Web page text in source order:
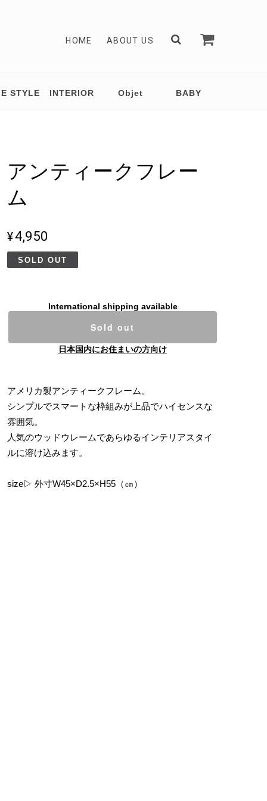
HOME ABOUT US
STYLE INTERIOR Objet BABY
アンティークフレー
ム
¥4,950
SOLD OUT
International shipping available
Sold out
日本国内にお住まいの方向け
アメリカ製アンティークフレーム。
シンプルでスマートな枠組みが上品でハイセンスな
雰囲気。
人気のウッドウレームであらゆるインテリアスタイ
ルに溶け込みます。
size▷ 外寸W45×D2.5×H55（㎝）